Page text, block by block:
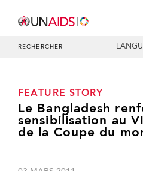
RECHERCHER
FEATURE STORY
Le Bangladesh
sensibilisation au
de la Coupe du